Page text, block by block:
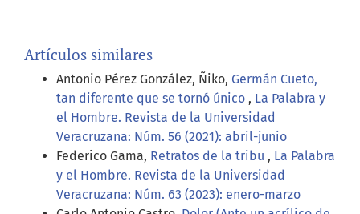
Artículos similares
Antonio Pérez González, Ñiko, Germán Cueto,
tan diferente que se tornó único , La Palabra y
el Hombre. Revista de la Universidad
Veracruzana: Núm. 56 (2021): abril-junio
Federico Gama, Retratos de la tribu , La Palabra
y el Hombre. Revista de la Universidad
Veracruzana: Núm. 63 (2023): enero-marzo